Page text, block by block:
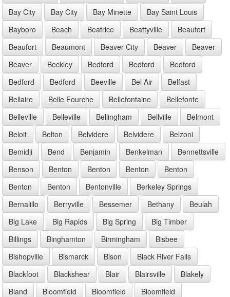
Bay City
Bay City Bay Minette
Bay Saint Louis
Bayboro
Beach Beatrice Beattyville
Beaufort
Beaufort
Beaumont Beaver City Beaver
Beaver
Beaver
Beckley Bedford Bedford
Bedford
Bedford
Bedford Beeville Bel Air
Belfast
Bellaire
Belle Fourche Bellefontaine
Bellefonte
Belleville
Belleville Bellingham Bellville
Belmont
Beloit
Belton Belvidere Belvidere
Belzoni
Bemidji
Bend Benjamin Benkelman
Bennettsville
Benson
Benton Benton Benton
Benton
Benton
Benton Bentonville
Berkeley Springs
Bernalillo
Berryville Bessemer Bethany
Beulah
Big Lake
Big Rapids Big Spring
Big Timber
Billings
Binghamton Birmingham
Bisbee
Bishopville
Bismarck Bison
Black River Falls
Blackfoot
Blackshear Blair Blairsville
Blakely
Bland
Bloomfield Bloomfield
Bloomfield